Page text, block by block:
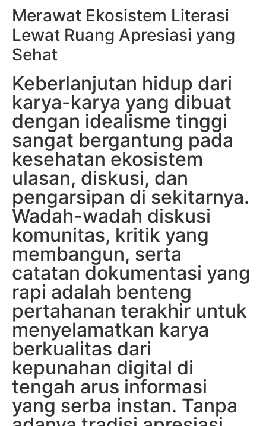
Merawat Ekosistem Literasi
Lewat Ruang Apresiasi yang
Sehat
Keberlanjutan hidup dari
karya-karya yang dibuat
dengan idealisme tinggi
sangat bergantung pada
kesehatan ekosistem
ulasan, diskusi, dan
pengarsipan di sekitarnya.
Wadah-wadah diskusi
komunitas, kritik yang
membangun, serta
catatan dokumentasi yang
rapi adalah benteng
pertahanan terakhir untuk
menyelamatkan karya
berkualitas dari
kepunahan digital di
tengah arus informasi
yang serba instan. Tanpa